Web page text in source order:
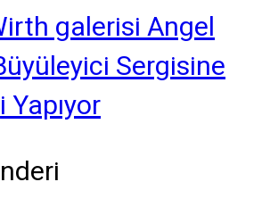
galerisi Angel
Sergisine